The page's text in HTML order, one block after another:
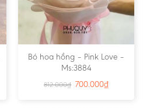
Bó hoa hồng – Pink Love –
Ms:3884
812.000₫ 700.000₫